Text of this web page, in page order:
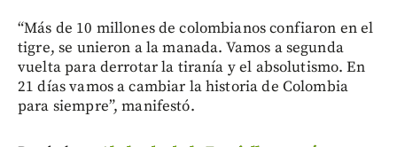
“Más de 10 millones de colombianos confiaron en el
tigre, se unieron a la manada. Vamos a segunda
vuelta para derrotar la tiranía y el absolutismo. En
21 días vamos a cambiar la historia de Colombia
para siempre”, manifestó.